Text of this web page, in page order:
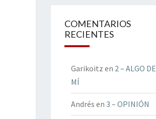
COMENTARIOS
RECIENTES
Garikoitz en 2 – ALGO DE
MÍ
Andrés en 3 – OPINIÓN